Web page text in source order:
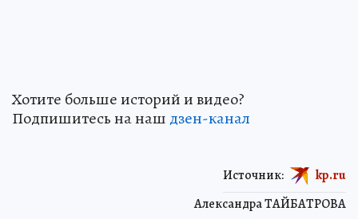
Хотите больше историй и видео?
Подпишитесь на наш дзен-канал
Александра ТАЙБАТРОВА
Источник: kp.ru